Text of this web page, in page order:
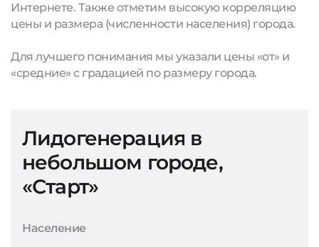
Интернете. Также отметим высокую корреляцию
цены и размера (численности населения) города.
Для лучшего понимания мы указали цены «от» и
«средние» с градацией по размеру города.
Лидогенерация в
небольшом городе,
«Старт»
Население